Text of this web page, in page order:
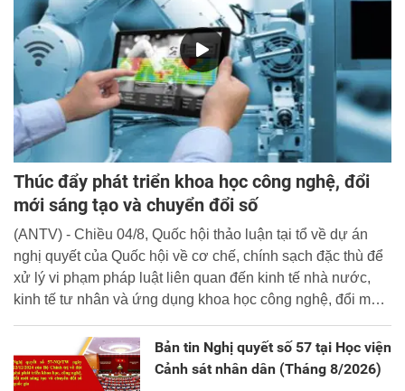
Thúc đẩy phát triển khoa học công nghệ, đổi
mới sáng tạo và chuyển đổi số
(ANTV) - Chiều 04/8, Quốc hội thảo luận tại tổ về dự án
nghị quyết của Quốc hội về cơ chế, chính sạch đặc thù để
xử lý vi phạm pháp luật liên quan đến kinh tế nhà nước,
kinh tế tư nhân và ứng dụng khoa học công nghệ, đổi mới
Bản tin Nghị quyết số 57 tại Học viện
Cảnh sát nhân dân (Tháng 8/2026)